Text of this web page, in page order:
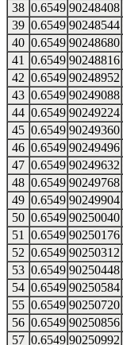
38 0.6549 90248408
39 0.6549 90248544
40 0.6549 90248680
41
0.6549 90248816
42 0.6549 90248952
43 0.6549 90249088
44 0.6549 90249224
45 0.6549 90249360
46 0.6549 90249496
47 0.6549 90249632
48 0.6549 90249768
49 0.6549 90249904
50 0.6549 90250040
51
0.6549 90250176
52 0.6549 90250312
53 0.6549 90250448
54 0.6549 90250584
55 0.6549 90250720
56 0.6549 90250856
57 0.6549 90250992